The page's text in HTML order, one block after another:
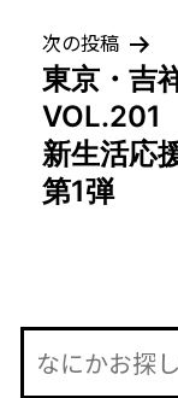
ビ
ゲ
ー
シ
ン
次の投稿
東京・吉
VOL.201
新生活応
第1弾